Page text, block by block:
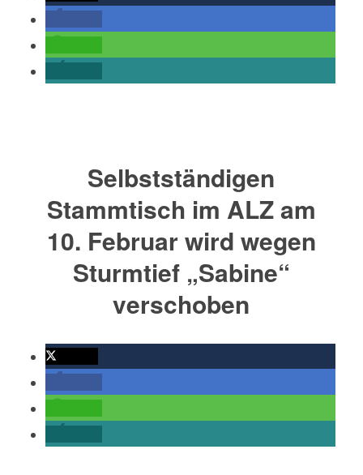
Selbstständigen
Stammtisch im ALZ am
10. Februar wird wegen
Sturmtief „Sabine“
verschoben